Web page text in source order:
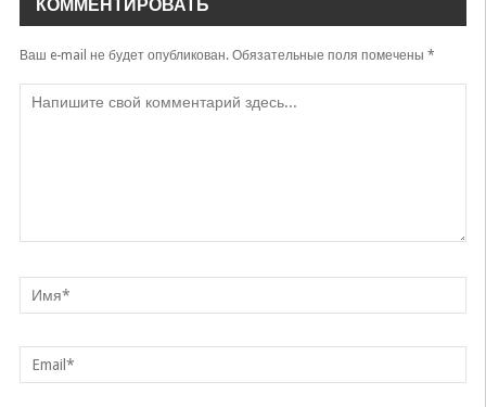
КОММЕНТИРОВАТЬ
Ваш e-mail не будет опубликован.Обязательные поля помечены *